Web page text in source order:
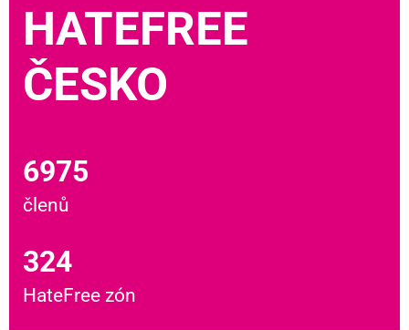
HATEFREE
ČESKO
6975
členů
324
HateFree zón